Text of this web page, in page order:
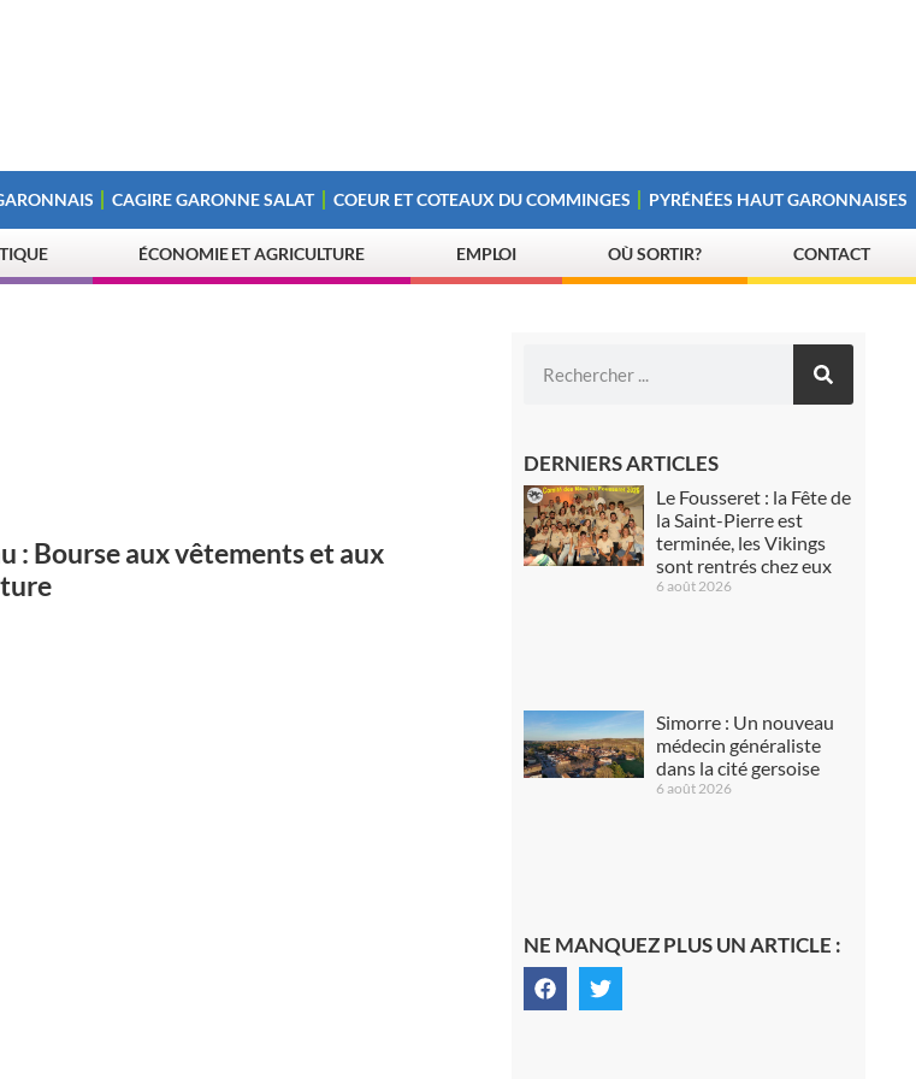
CAGIRE GARONNE SALAT COEUR ET COTEAUX DU COMMINGES PYRÉNÉES HAUT GARONNAISES
ÉCONOMIE ET AGRICULTURE EMPLOI OÙ SORTIR? CONTACT
: Bourse aux vêtements et aux
DERNIERS ARTICLES
Le Fousseret : la Fête de
la Saint-Pierre est
terminée, les Vikings
sont rentrés chez eux
6 août 2026
Simorre : Un nouveau
médecin généraliste
dans la cité gersoise
6 août 2026
NE MANQUEZ PLUS UN ARTICLE :